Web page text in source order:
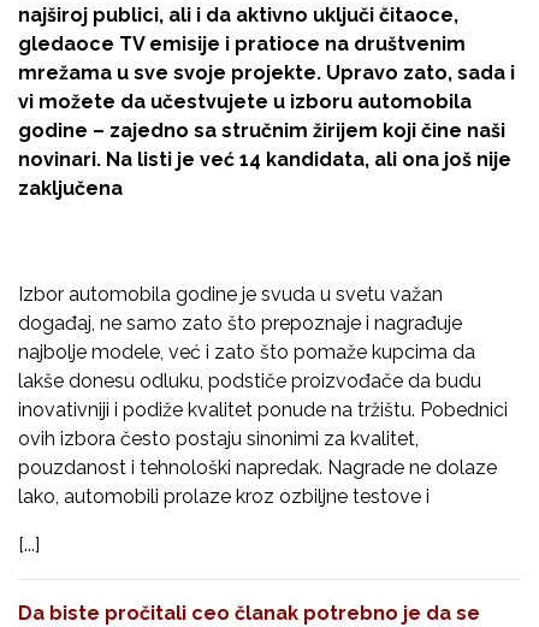
najširoj publici, ali i da aktivno uključi čitaoce,
gledaoce TV emisije i pratioce na društvenim
mrežama u sve svoje projekte. Upravo zato, sada i
vi možete da učestvujete u izboru automobila
godine – zajedno sa stručnim žirijem koji čine naši
novinari. Na listi je već 14 kandidata, ali ona još nije
zaključena
Izbor automobila godine je svuda u svetu važan
događaj, ne samo zato što prepoznaje i nagrađuje
najbolje modele, već i zato što pomaže kupcima da
lakše donesu odluku, podstiče proizvođače da budu
inovativniji i podiže kvalitet ponude na tržištu. Pobednici
ovih izbora često postaju sinonimi za kvalitet,
pouzdanost i tehnološki napredak. Nagrade ne dolaze
lako, automobili prolaze kroz ozbiljne testove i
[...]
Da biste pročitali ceo članak potrebno je da se